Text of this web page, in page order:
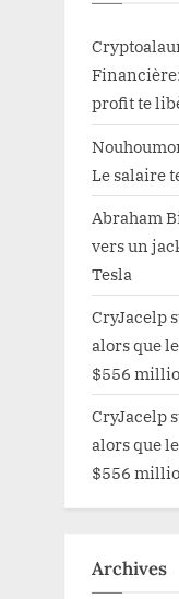
profit te
Le salaire
Abraham
vers un
Tesla
CryJacelp
alors que
$556
CryJacelp
alors que
$556
Archives